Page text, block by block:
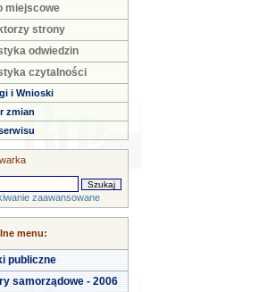
miejscowe
strony
odwiedzin
czytalności
i Wnioski
zmian
zaawansowane
menu:
publiczne
samorządowe - 2006